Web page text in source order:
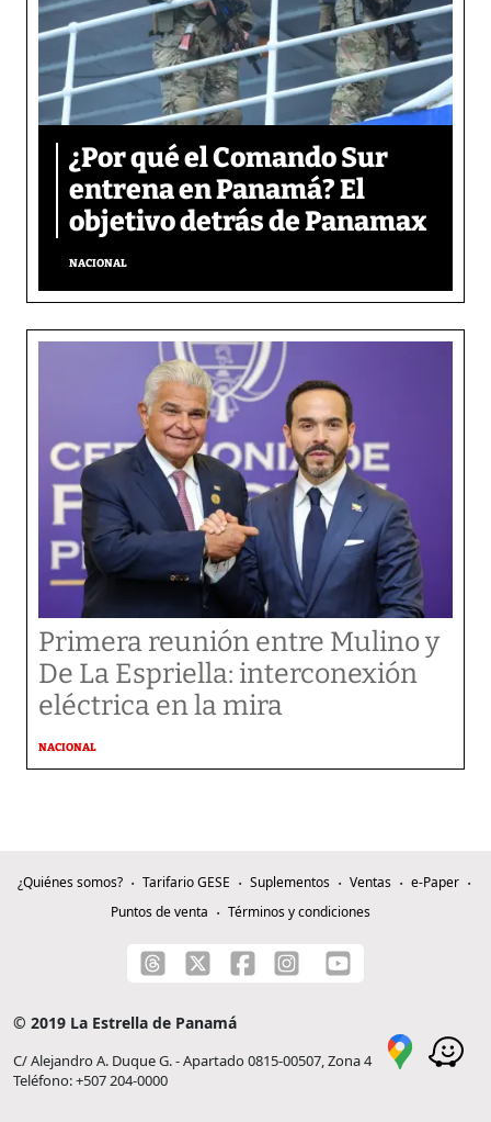
¿Por qué el Comando Sur
entrena en Panamá? El
objetivo detrás de Panamax
NACIONAL
Primera reunión entre Mulino y
De La Espriella: interconexión
eléctrica en la mira
NACIONAL
¿Quiénes somos? Tarifario GESE Suplementos Ventas
e-Paper
Puntos de venta
Términos y condiciones
© 2019 La Estrella de Panamá
C/ Alejandro A. Duque G. - Apartado 0815-00507, Zona 4
Teléfono: +507 204-0000